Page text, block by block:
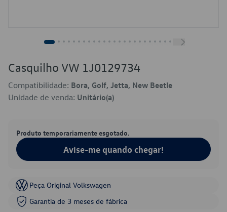
Casquilho VW 1J0129734
Compatibilidade: Bora, Golf, Jetta, New Beetle
Unidade de venda: Unitário(a)
Produto temporariamente esgotado.
Avise-me quando chegar!
Peça Original Volkswagen
Garantia de 3 meses de fábrica